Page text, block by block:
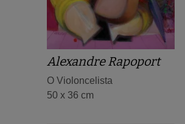
Alexandre Rapoport
O Violoncelista
50 x 36 cm